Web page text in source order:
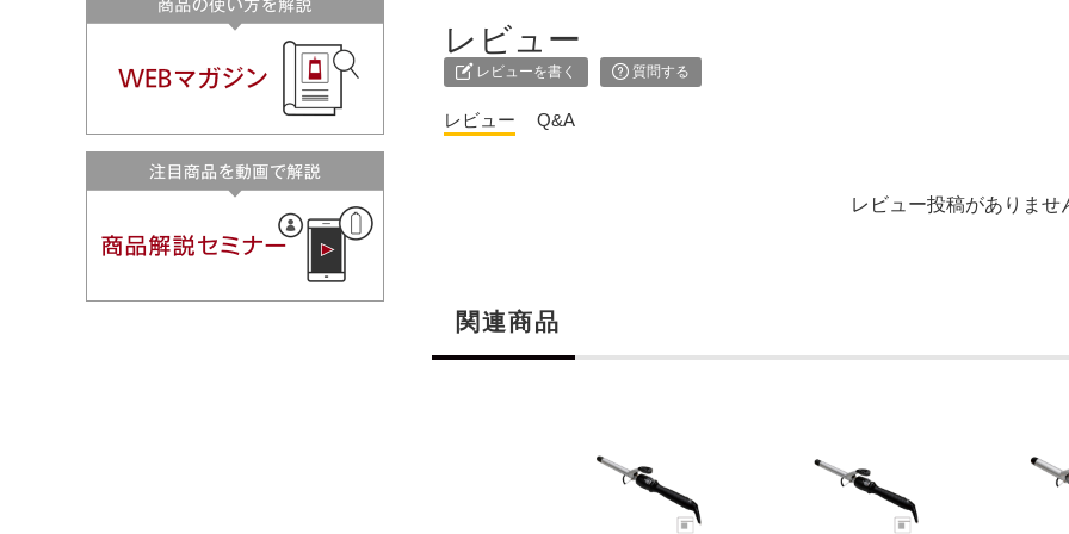
レビュー
レビューを書く 質問する
レビュー Q&A
レビュー投稿がありませ
関連商品